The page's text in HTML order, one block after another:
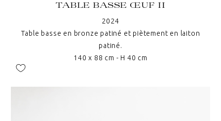
TABLE BASSE ŒUF II
2024
Table basse en bronze patiné et piètement en laiton
patiné.
140 x 88 cm - H 40 cm